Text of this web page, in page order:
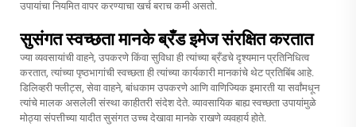
उपायांचा नियमित वापर करण्याचा खर्च बराच कमी असतो.
सुसंगत स्वच्छता मानके ब्रँड इमेज संरक्षित करतात
ज्या व्यवसायांची वाहने, उपकरणे किंवा सुविधा ही त्यांच्या ब्रँडचे दृश्यमान प्रतिनिधित्व
करतात, त्यांच्या पृष्ठभागांची स्वच्छता ही त्यांच्या कार्यकारी मानकांचे थेट प्रतिबिंब आहे.
डिलिव्हरी फ्लीट्स, सेवा वाहने, बांधकाम उपकरणे आणि वाणिज्यिक इमारती या सर्वांमधून
त्यांचे मालक असलेली संस्था काहीतरी संदेश देते. व्यावसायिक बाह्य स्वच्छता उपायांमुळे
मोठ्या संपत्तीच्या यादीत सुसंगत उच्च देखावा मानके राखणे व्यवहार्य होते.